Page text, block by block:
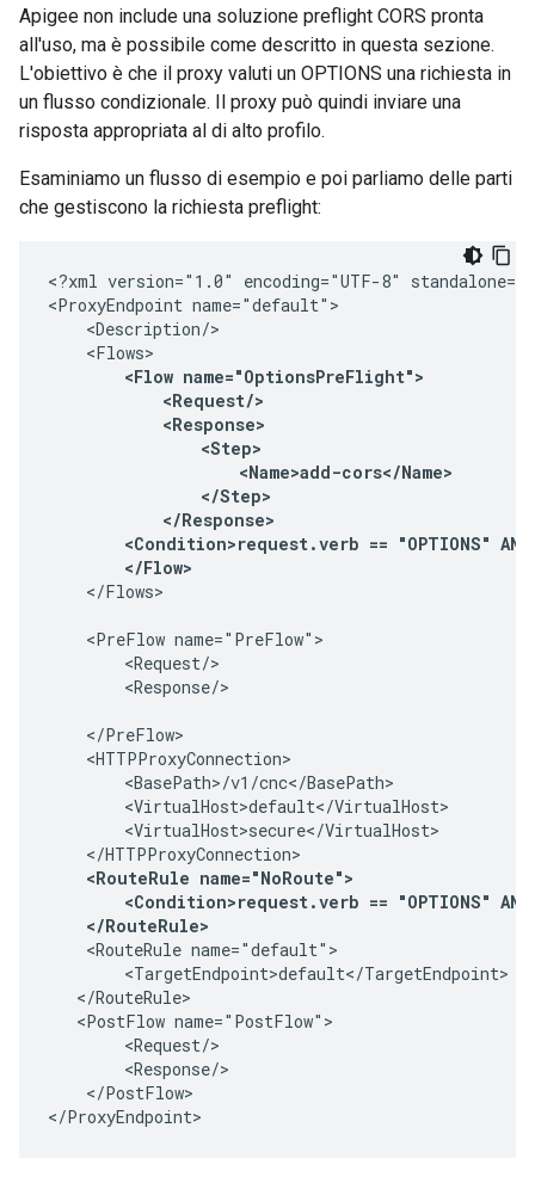
Apigee non include una soluzione preflight CORS pronta
all'uso, ma è possibile come descritto in questa sezione.
L'obiettivo è che il proxy valuti un OPTIONS una richiesta in
un flusso condizionale. Il proxy può quindi inviare una
risposta appropriata al di alto profilo.
Esaminiamo un flusso di esempio e poi parliamo delle parti
che gestiscono la richiesta preflight:
<?xml version="1.0" encoding="UTF-8"
<ProxyEndpoint name="default">
    <Description/>
    <Flows>
<Flow name="OptionsPreFlight">
            <Request/>
            <Response>
                <Step>
                    <Name>add-cors</Name>
                </Step>
            </Response>
<Condition>request.verb == "OPTIONS"
        </Flow>
    </Flows>
    <PreFlow name="PreFlow">
        <Request/>
        <Response/>
    </PreFlow>
    <HTTPProxyConnection>
        <BasePath>/v1/cnc</BasePath>
        <VirtualHost>default</VirtualHost>
        <VirtualHost>secure</VirtualHost>
    </HTTPProxyConnection>
<RouteRule name="NoRoute">
<Condition>request.verb == "OPTIONS"
    </RouteRule>
    <RouteRule name="default">
        <TargetEndpoint>default</TargetEndpoint>
   </RouteRule>
   <PostFlow name="PostFlow">
        <Request/>
        <Response/>
    </PostFlow>
</ProxyEndpoint>